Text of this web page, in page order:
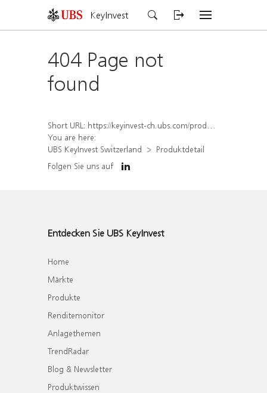
KeyInvest
404 Page not
found
Short URL: https://keyinvest-ch.ubs.com/produkt/detail/index/isin/CH1584636083
You are here:
UBS KeyInvest Switzerland
Produktdetail
Folgen Sie uns auf
Entdecken Sie UBS KeyInvest
Home
Märkte
Produkte
Renditemonitor
Anlagethemen
TrendRadar
Blog & Newsletter
Produktwissen